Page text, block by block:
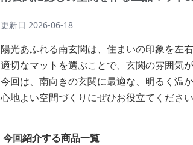
更新日 2026-06-18
陽光あふれる南玄関は、住まいの印象を左
適切なマットを選ぶことで、玄関の雰囲気
今回は、南向きの玄関に最適な、明るく温
心地よい空間づくりにぜひお役立てください
今回紹介する商品一覧